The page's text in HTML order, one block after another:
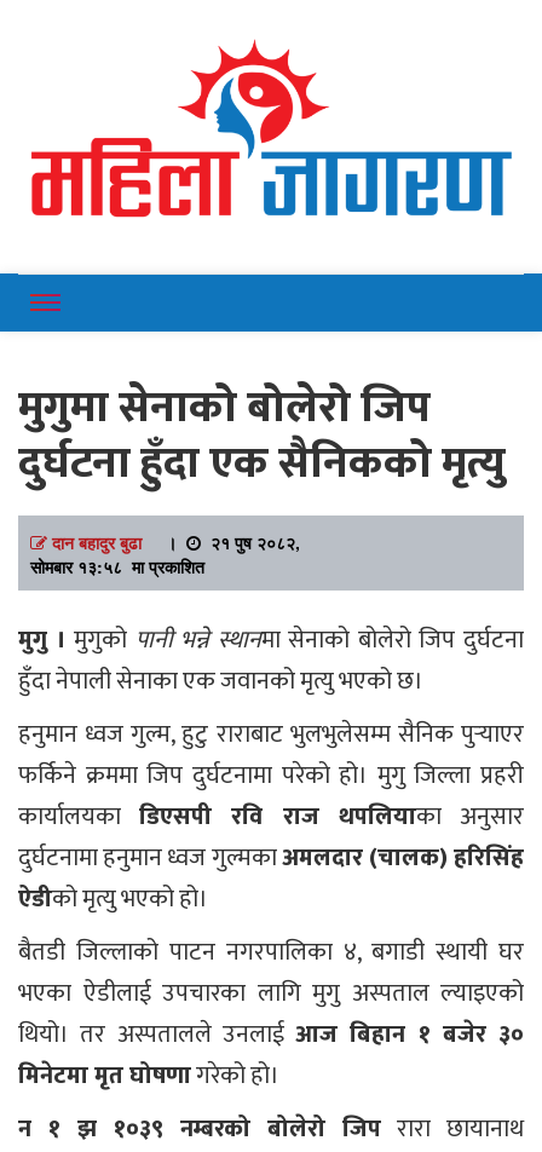
Mahilajagaran
मुगुमा सेनाको बोलेरो जिप
दुर्घटना हुँदा एक सैनिकको मृत्यु
दान बहादुर बुढा।
२१ पुष २०८२,
सोमबार १३:५८ मा प्रकाशित
मुगु । मुगुको पानी भन्ने स्थानमा सेनाको बोलेरो जिप दुर्घटना
हुँदा नेपाली सेनाका एक जवानको मृत्यु भएको छ।
हनुमान ध्वज गुल्म, हुटु राराबाट भुलभुलेसम्म सैनिक पुर्‍याएर
फर्किने क्रममा जिप दुर्घटनामा परेको हो। मुगु जिल्ला प्रहरी
कार्यालयकाडिएसपी रवि राज थपलियाका अनुसार
दुर्घटनामा हनुमान ध्वज गुल्मकाअमलदार (चालक) हरिसिंह
ऐडीको मृत्यु भएको हो।
बैतडी जिल्लाको पाटन नगरपालिका ४, बगाडी स्थायी घर
भएका ऐडीलाई उपचारका लागि मुगु अस्पताल ल्याइएको
थियो। तर अस्पतालले उनलाई आज बिहान १ बजेर ३०
मिनेटमा मृत घोषणागरेको हो।
न १ झ १०३९ नम्बरको बोलेरो जिप रारा छायानाथ